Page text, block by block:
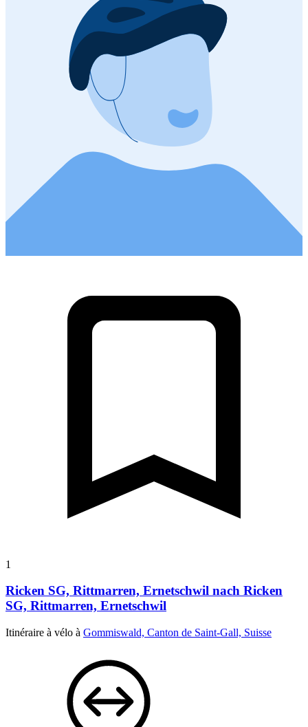
1
Ricken SG, Rittmarren, Ernetschwil nach Ricken
SG, Rittmarren, Ernetschwil
Itinéraire à vélo à Gommiswald, Canton de Saint-Gall, Suisse